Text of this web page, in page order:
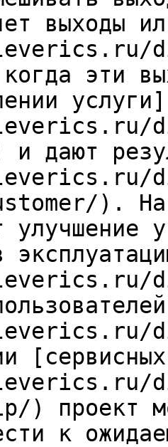
выходы
эти
услуги]
дают
).
проект
к